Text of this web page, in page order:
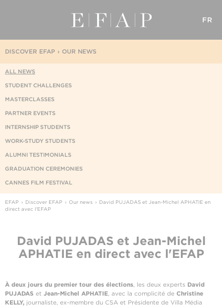
FR
OUR NEWS
DISCOVER EFAP
ALL NEWS
STUDENT CHALLENGES
MASTERCLASSES
PARTNER EVENTS
INTERNSHIP STUDENTS
WORK-STUDY STUDENTS
ALUMNI TESTIMONIALS
GRADUATION CEREMONIES
CANNES FILM FESTIVAL
EFAP Discover EFAP Our news
David PUJADAS et Jean-Michel APHATIE en
direct avec l'EFAP
David PUJADAS et Jean-Michel
APHATIE en direct avec l'EFAP
À deux jours du premier tour des élections, les deux experts David
PUJADAS et Jean-Michel APHATIE, avec la complicité de Christine
KELLY, journaliste, ex-membre du CSA et Présidente de Villa Média